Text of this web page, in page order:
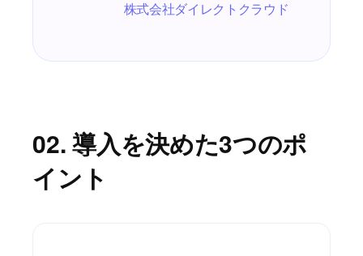
株式会社ダイレクトクラウド
02. 導入を決めた3つのポ
イント